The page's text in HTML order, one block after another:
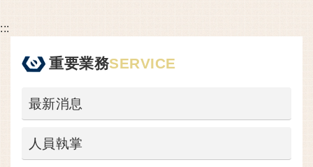
:::
重要業務SERVICE
最新消息
人員執掌